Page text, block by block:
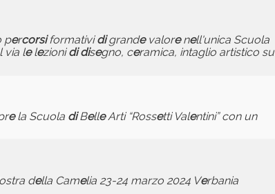
percorsiformatividigrandevalorenell'unica Scuola
via lelezionidi disegno, ceramica, intaglio artistico su
ela Scuola diBelleArti “Rossetti Valentini” con un
della Camelia 23-24 marzo 2024 Verbania